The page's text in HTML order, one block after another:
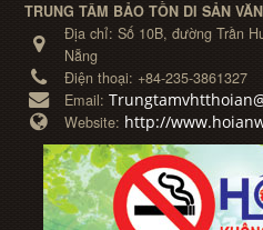
TRUNG TÂM BẢO TỒN DI SẢN
Địa chỉ:Số 10B, đường Trần
Nẵng
Điện thoại: +84-235-3861327
Email:
Website: http://